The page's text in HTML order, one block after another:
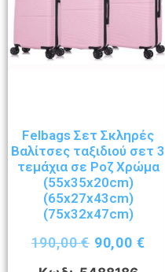
Felbags Σετ Σκληρές
Βαλίτσες ταξιδιού σετ 3
τεμάχια σε Ροζ Χρώμα
(55x35x20cm)
(65x27x43cm)
(75x32x47cm)
190,00€ 90,00 €